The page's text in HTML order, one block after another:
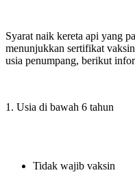
Syarat naik kereta api yang
menunjukkan sertifikat
usia penumpang, berikut
1. Usia di bawah 6 tahun
Tidak wajib vaksin